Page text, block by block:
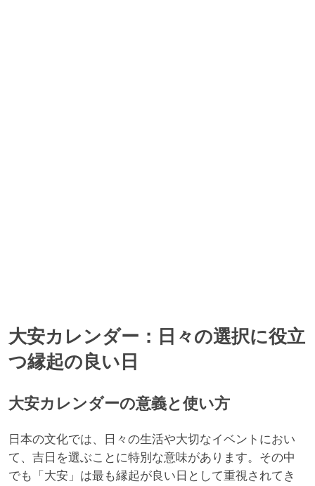
一粒万倍日, 天恩日, 母倉日の、3つの吉日が重なっています。
大安カレンダー：日々の選択に役立
つ縁起の良い日
大安カレンダーの意義と使い方
日本の文化では、日々の生活や大切なイベントにおい
て、吉日を選ぶことに特別な意味があります。その中
でも「大安」は最も縁起が良い日として重視されてき